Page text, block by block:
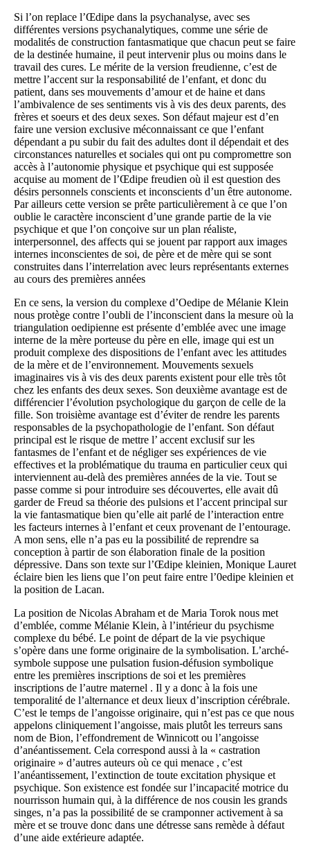
Si l’on replace l’Œdipe dans la psychanalyse, avec ses
différentes versions psychanalytiques, comme une série de
modalités de construction fantasmatique que chacun peut se faire
de la destinée humaine, il peut intervenir plus ou moins dans le
travail des cures. Le mérite de la version freudienne, c’est de
mettre l’accent sur la responsabilité de l’enfant, et donc du
patient, dans ses mouvements d’amour et de haine et dans
l’ambivalence de ses sentiments vis à vis des deux parents, des
frères et soeurs et des deux sexes. Son défaut majeur est d’en
faire une version exclusive méconnaissant ce que l’enfant
dépendant a pu subir du fait des adultes dont il dépendait et des
circonstances naturelles et sociales qui ont pu compromettre son
accès à l’autonomie physique et psychique qui est supposée
acquise au moment de l’Œdipe freudien où il est question des
désirs personnels conscients et inconscients d’un être autonome.
Par ailleurs cette version se prête particulièrement à ce que l’on
oublie le caractère inconscient d’une grande partie de la vie
psychique et que l’on conçoive sur un plan réaliste,
interpersonnel, des affects qui se jouent par rapport aux images
internes inconscientes de soi, de père et de mère qui se sont
construites dans l’interrelation avec leurs représentants externes
au cours des premières années
En ce sens, la version du complexe d’Oedipe de Mélanie Klein
nous protège contre l’oubli de l’inconscient dans la mesure où la
triangulation oedipienne est présente d’emblée avec une image
interne de la mère porteuse du père en elle, image qui est un
produit complexe des dispositions de l’enfant avec les attitudes
de la mère et de l’environnement. Mouvements sexuels
imaginaires vis à vis des deux parents existent pour elle très tôt
chez les enfants des deux sexes. Son deuxième avantage est de
différencier l’évolution psychologique du garçon de celle de la
fille. Son troisième avantage est d’éviter de rendre les parents
responsables de la psychopathologie de l’enfant. Son défaut
principal est le risque de mettre l’ accent exclusif sur les
fantasmes de l’enfant et de négliger ses expériences de vie
effectives et la problématique du trauma en particulier ceux qui
interviennent au-delà des premières années de la vie. Tout se
passe comme si pour introduire ses découvertes, elle avait dû
garder de Freud sa théorie des pulsions et l’accent principal sur
la vie fantasmatique bien qu’elle ait parlé de l’interaction entre
les facteurs internes à l’enfant et ceux provenant de l’entourage.
A mon sens, elle n’a pas eu la possibilité de reprendre sa
conception à partir de son élaboration finale de la position
dépressive. Dans son texte sur l’Œdipe kleinien, Monique Lauret
éclaire bien les liens que l’on peut faire entre l’0edipe kleinien et
la position de Lacan.
La position de Nicolas Abraham et de Maria Torok nous met
d’emblée, comme Mélanie Klein, à l’intérieur du psychisme
complexe du bébé. Le point de départ de la vie psychique
s’opère dans une forme originaire de la symbolisation. L’arché-
symbole suppose une pulsation fusion-défusion symbolique
entre les premières inscriptions de soi et les premières
inscriptions de l’autre maternel . Il y a donc à la fois une
temporalité de l’alternance et deux lieux d’inscription cérébrale.
C’est le temps de l’angoisse originaire, qui n’est pas ce que nous
appelons cliniquement l’angoisse, mais plutôt les terreurs sans
nom de Bion, l’effondrement de Winnicott ou l’angoisse
d’anéantissement. Cela correspond aussi à la « castration
originaire » d’autres auteurs où ce qui menace , c’est
l’anéantissement, l’extinction de toute excitation physique et
psychique. Son existence est fondée sur l’incapacité motrice du
nourrisson humain qui, à la différence de nos cousin les grands
singes, n’a pas la possibilité de se cramponner activement à sa
mère et se trouve donc dans une détresse sans remède à défaut
d’une aide extérieure adaptée.